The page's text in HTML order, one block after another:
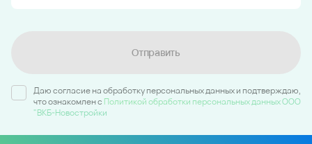
Отправить
Даю согласие на обработку персональных данных и подтверждаю,
что ознакомлен c Политикой обработки персональных данных ООО
"ВКБ-Новостройки